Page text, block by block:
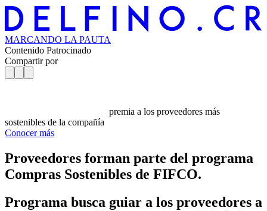
MARCANDO LA PAUTA
Contenido Patrocinado
Compartir por
premia a los proveedores más
sostenibles de la compañía
Conocer más
Proveedores forman parte del programa
Compras Sostenibles de FIFCO.
Programa busca guiar a los proveedores a